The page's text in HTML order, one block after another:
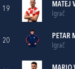
19
MATEJ
Igrač
20
PETAR
Igrač